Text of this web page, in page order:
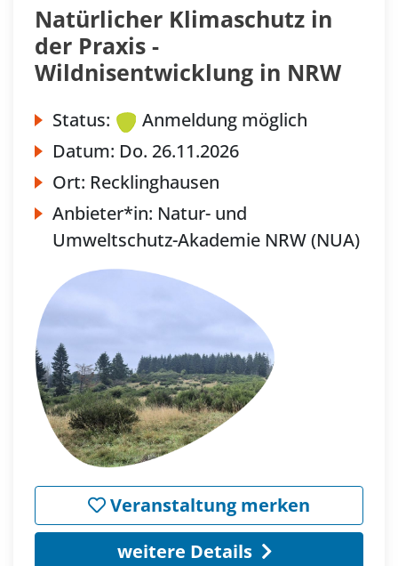
Natürlicher Klimaschutz in
der Praxis -
Wildnisentwicklung in NRW
Status:
Anmeldung möglich
Datum: Do. 26.11.2026
Ort: Recklinghausen
Anbieter*in: Natur- und
Umweltschutz-Akademie NRW (NUA)
Veranstaltung merken
weitere Details